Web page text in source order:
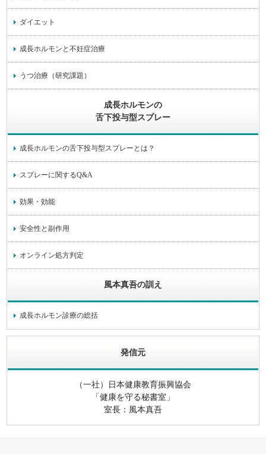
ダイエット
成長ホルモンと不妊症治療
うつ治療（研究課題）
成長ホルモンの
舌下投与型スプレー
成長ホルモンの舌下投与型スプレーとは？
スプレーに関するQ&A
効果・効能
安全性と副作用
オンライン処方判定
風本真吾の訓え
成長ホルモン診療の総括
発信元
（一社）日本健康教育振興協会
「健康を守る秘書室」
室長：風本真吾